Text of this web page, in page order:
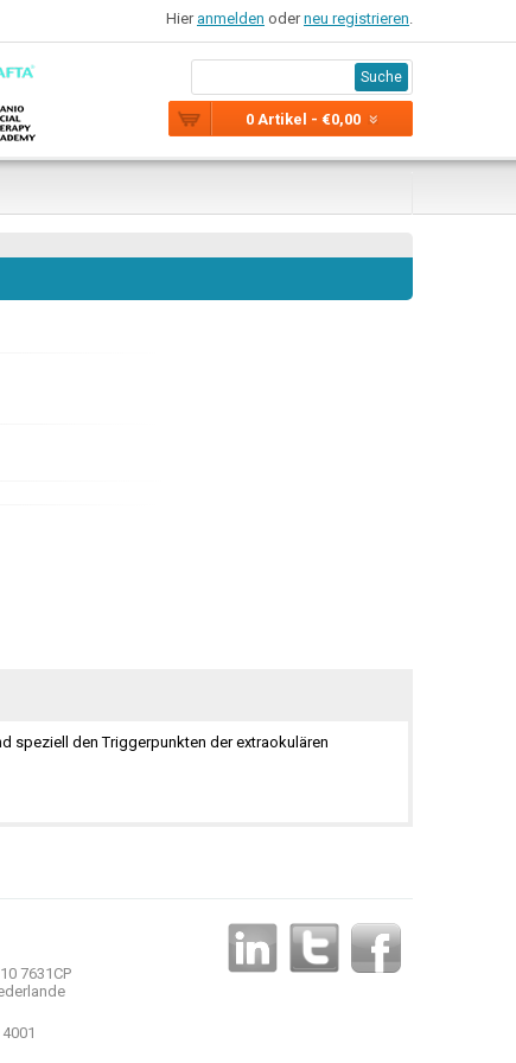
0 Artikel - €0,00
Suche
Hier anmelden oderneu registrieren.
speziell den Triggerpunkten der extraokulären
7631CP